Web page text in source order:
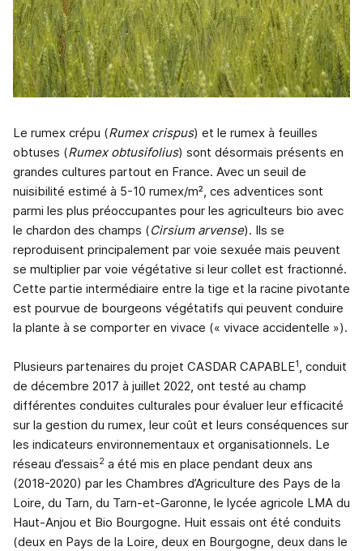
Le rumex crépu (Rumex crispus) et le rumex à feuilles
obtuses (Rumex obtusifolius) sont désormais présents en
grandes cultures partout en France. Avec un seuil de
nuisibilité estimé à 5-10 rumex/m², ces adventices sont
parmi les plus préoccupantes pour les agriculteurs bio avec
le chardon des champs (Cirsium arvense). Ils se
reproduisent principalement par voie sexuée mais peuvent
se multiplier par voie végétative si leur collet est fractionné.
Cette partie intermédiaire entre la tige et la racine pivotante
est pourvue de bourgeons végétatifs qui peuvent conduire
la plante à se comporter en vivace (« vivace accidentelle »).
Plusieurs partenaires du projet CASDAR CAPABLE1, conduit
de décembre 2017 à juillet 2022, ont testé au champ
différentes conduites culturales pour évaluer leur efficacité
sur la gestion du rumex, leur coût et leurs conséquences sur
les indicateurs environnementaux et organisationnels. Le
réseau d’essais2 a été mis en place pendant deux ans
(2018-2020) par les Chambres d’Agriculture des Pays de la
Loire, du Tarn, du Tarn-et-Garonne, le lycée agricole LMA du
Haut-Anjou et Bio Bourgogne. Huit essais ont été conduits
(deux en Pays de la Loire, deux en Bourgogne, deux dans le